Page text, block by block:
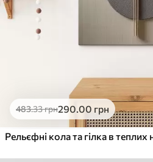
Яскраві, насичені кольори
Стійкість до вицвітання
Безпечне чорнило без запаху
Поверхня з текстурою полотна
Еко-Преміум
.00грн
✓Яскраві, насичені кольори
483.33грн290.00 грн